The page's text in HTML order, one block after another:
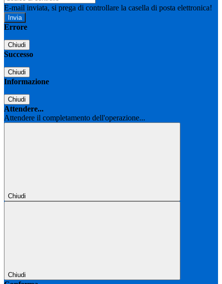
E-mail inviata, si prega di controllare la casella di posta elettronica!
Errore
Chiudi
Successo
Chiudi
Informazione
Chiudi
Attendere...
Attendere il completamento dell'operazione...
Chiudi
Chiudi